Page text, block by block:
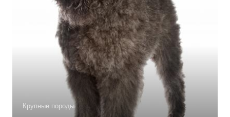
Крупные породы